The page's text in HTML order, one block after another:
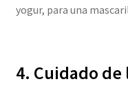
yogur, para una
4. Cuidado